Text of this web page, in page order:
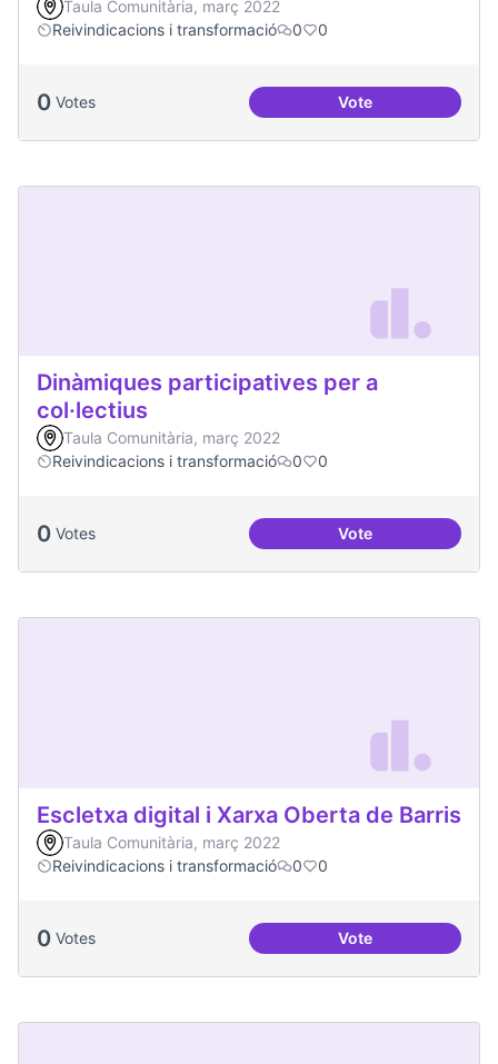
Taula Comunitària, març 2022
Reivindicacions i transformació
0 0
0 Votes VoteProcessos
Dinàmiques participatives per a
col·lectius
Taula Comunitària, març 2022
Reivindicacions i transformació
0 0
0 Votes VoteDinàmiques
Escletxa digital i Xarxa Oberta de Barris
Taula Comunitària, març 2022
Reivindicacions i transformació
0 0
0 Votes VoteEscletxa digital i